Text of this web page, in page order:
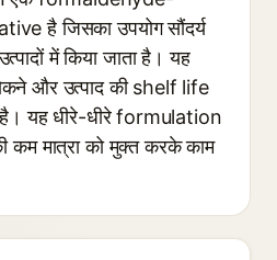
है जिसका उपयोग सौंदर्य
में किया जाता है। यह
रोकने और उत्पाद की shelf life
है। यह धीरे-धीरे formulation
मात्रा को मुक्त करके काम